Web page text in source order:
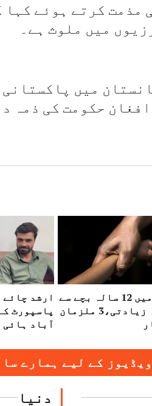
مذمت کرتے ہوئے کہا
میں ملوث ہے۔
میں
حکومت کی ذمہ
ہڑپہ میں 12 سالہ بچے سے
مبینہ زیادتی،3 ملزمان
ارشد چائے
پاسپورٹ
آباد
کے لیے ہمارے
دنیا